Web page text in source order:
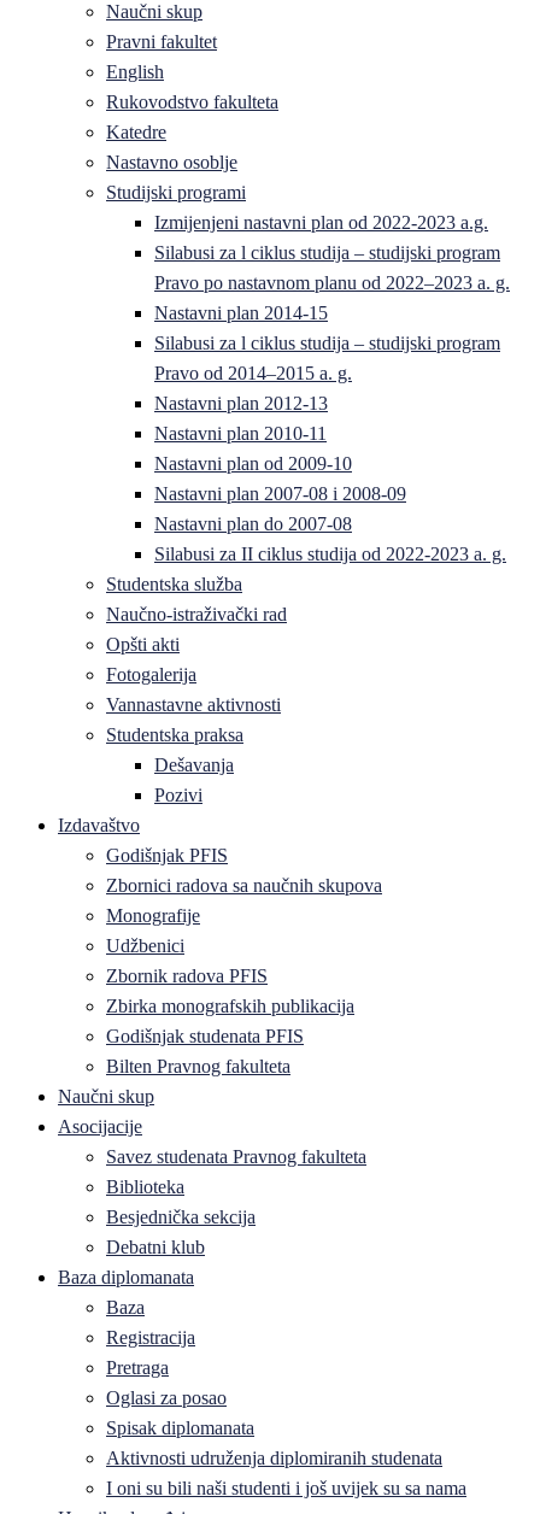
Naučni skup
Pravni fakultet
English
Rukovodstvo fakulteta
Katedre
Nastavno osoblje
Studijski programi
Izmijenjeni nastavni plan od 2022-2023 a.g.
Silabusi za l ciklus studija – studijski program
Pravo po nastavnom planu od 2022–2023 a. g.
Nastavni plan 2014-15
Silabusi za l ciklus studija – studijski program
Pravo od 2014–2015 a. g.
Nastavni plan 2012-13
Nastavni plan 2010-11
Nastavni plan od 2009-10
Nastavni plan 2007-08 i 2008-09
Nastavni plan do 2007-08
Silabusi za II ciklus studija od 2022-2023 a. g.
Studentska služba
Naučno-istraživački rad
Opšti akti
Fotogalerija
Vannastavne aktivnosti
Studentska praksa
Dešavanja
Pozivi
Izdavaštvo
Godišnjak PFIS
Zbornici radova sa naučnih skupova
Monografije
Udžbenici
Zbornik radova PFIS
Zbirka monografskih publikacija
Godišnjak studenata PFIS
Bilten Pravnog fakulteta
Naučni skup
Asocijacije
Savez studenata Pravnog fakulteta
Biblioteka
Besjednička sekcija
Debatni klub
Baza diplomanata
Baza
Registracija
Pretraga
Oglasi za posao
Spisak diplomanata
Aktivnosti udruženja diplomiranih studenata
I oni su bili naši studenti i još uvijek su sa nama